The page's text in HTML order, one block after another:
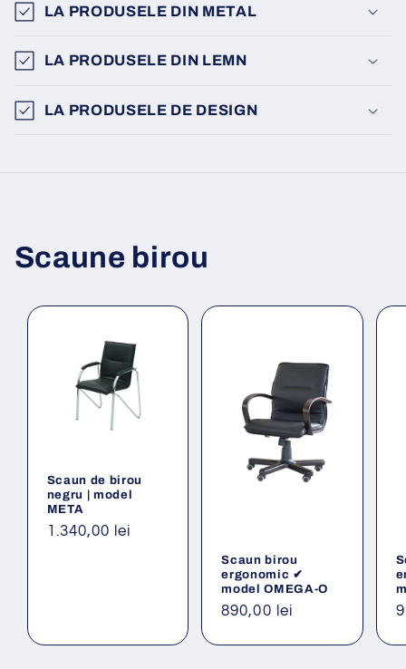
LA PRODUSELE DIN METAL
LA PRODUSELE DIN LEMN
LA PRODUSELE DE DESIGN
Scaune birou
Scaun de birou
negru | model
META
Preț
1.340,00 lei
Scaun birou
ergonomic ✔
model OMEGA-O
Preț
890,00 lei